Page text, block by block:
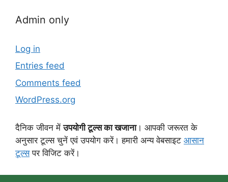
Admin only
Log in
Entries feed
Comments feed
WordPress.org
दैनिक जीवन मेंउपयोगी टूल्स का खजाना। आपकी जरूरत के
अनुसार टूल्स चुनें एवं उपयोग करें। हमारी अन्य वेबसाइट आसान
टूल्सपर विजिट करें।